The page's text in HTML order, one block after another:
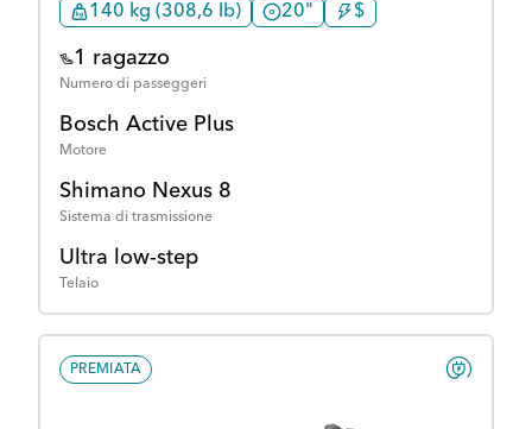
140 kg (308,6 lb) 20" $
1 ragazzo
Numero di passeggeri
Bosch Active Plus
Motore
Shimano Nexus 8
Sistema di trasmissione
Ultra low-step
Telaio
PREMIATA